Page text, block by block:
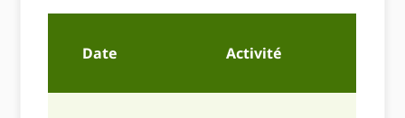
Date Activité